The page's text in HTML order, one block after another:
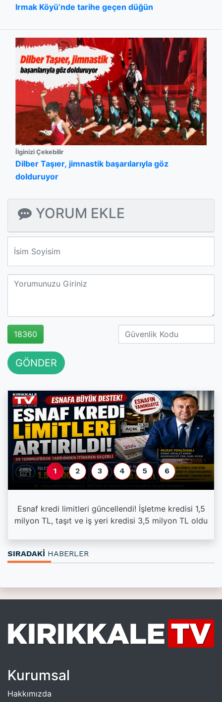
Irmak Köyü’nde tarihe geçen düğün
İlginizi Çekebilir
Dilber Taşıer, jimnastik başarılarıyla göz
dolduruyor
YORUM EKLE
18360
GÖNDER
Esnaf kredi limitleri güncellendi! İşletme kredisi 1,5
milyon TL, taşıt ve iş yeri kredisi 3,5 milyon TL oldu
1 2 3 4 5 6
SIRADAKİ HABERLER
Kurumsal
Hakkımızda